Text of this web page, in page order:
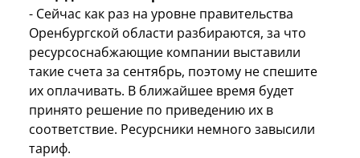
- Сейчас как раз на уровне правительства
Оренбургской области разбираются, за что
ресурсоснабжающие компании выставили
такие счета за сентябрь, поэтому не спешите
их оплачивать. В ближайшее время будет
принято решение по приведению их в
соответствие. Ресурсники немного завысили
тариф.